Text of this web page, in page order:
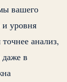
вашего
уровня
анализ,
в